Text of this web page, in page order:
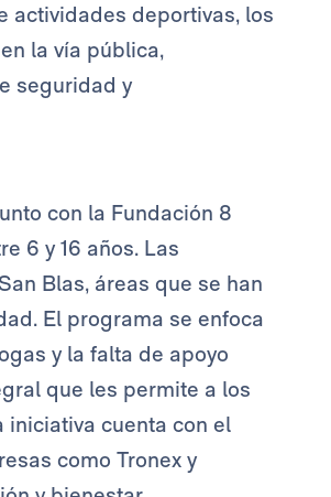
actividades deportivas, los
la vía pública,
seguridad y
con la Fundación 8
6 y 16 años. Las
Blas, áreas que se han
El programa se enfoca
y la falta de apoyo
que les permite a los
iniciativa cuenta con el
como Tronex y